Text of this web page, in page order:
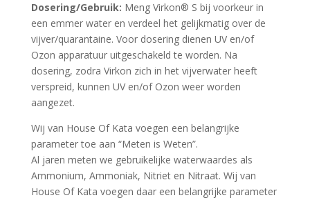
Dosering/Gebruik: Meng Virkon® S bij voorkeur in
een emmer water en verdeel het gelijkmatig over de
vijver/quarantaine. Voor dosering dienen UV en/of
Ozon apparatuur uitgeschakeld te worden. Na
dosering, zodra Virkon zich in het vijverwater heeft
verspreid, kunnen UV en/of Ozon weer worden
aangezet.
Wij van House Of Kata voegen een belangrijke
parameter toe aan “Meten is Weten”.
Al jaren meten we gebruikelijke waterwaardes als
Ammonium, Ammoniak, Nitriet en Nitraat. Wij van
House Of Kata voegen daar een belangrijke parameter